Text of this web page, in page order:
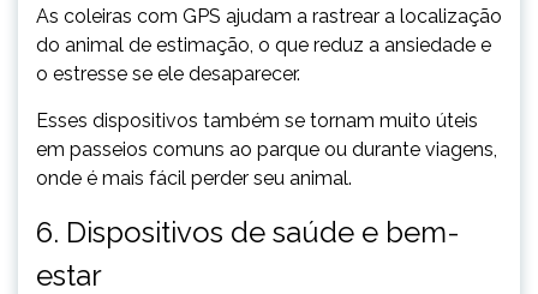
As coleiras com GPS ajudam a rastrear a localização
do animal de estimação, o que reduz a ansiedade e
o estresse se ele desaparecer.
Esses dispositivos também se tornam muito úteis
em passeios comuns ao parque ou durante viagens,
onde é mais fácil perder seu animal.
6. Dispositivos de saúde e bem-
estar